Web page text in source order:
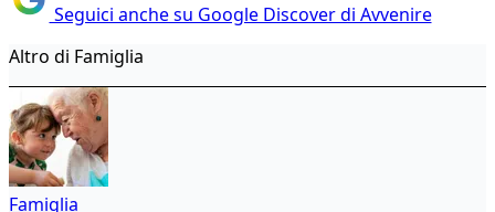
Seguici anche su Google Discover di Avvenire
Altro di Famiglia
Famiglia